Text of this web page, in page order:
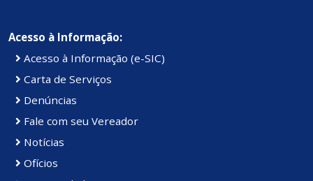
Acesso à Informação:
Acesso à Informação (e-SIC)
Carta de Serviços
Denúncias
Fale com seu Vereador
Notícias
Ofícios